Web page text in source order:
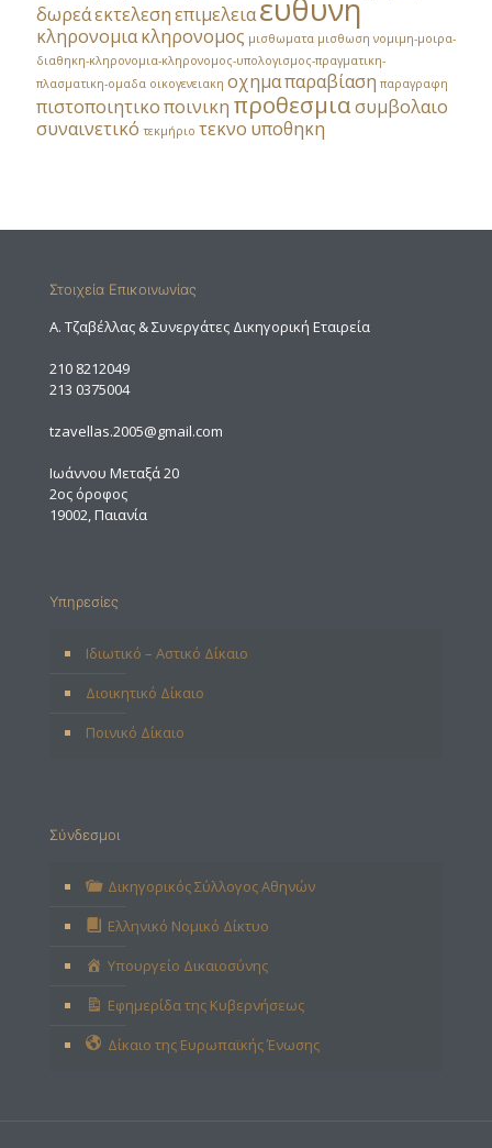
δωρεάεκτελεσηεπιμελειαευθυνη
κληρονομιακληρονομος μισθωματα μισθωση νομιμη-μοιρα-
διαθηκη-κληρονομια-κληρονομος-υπολογισμος-πραγματικη-
πλασματικη-ομαδα οικογενειακη οχημαπαραβίαση παραγραφη
πιστοποιητικοποινικη προθεσμιασυμβολαιο
συναινετικό τεκμήριο τεκνο υποθηκη
Στοιχεία Επικοινωνίας
A. Τζαβέλλας & Συνεργάτες Δικηγορική Εταιρεία
210 8212049
213 0375004
tzavellas.2005@gmail.com
Ιωάννου Μεταξά 20
2ος όροφος
19002, Παιανία
Υπηρεσίες
Ιδιωτικό – Αστικό Δίκαιο
Διοικητικό Δίκαιο
Ποινικό Δίκαιο
Σύνδεσμοι
Δικηγορικός Σύλλογος Αθηνών
Ελληνικό Νομικό Δίκτυο
Υπουργείο Δικαιοσύνης
Εφημερίδα της Κυβερνήσεως
Δίκαιο της Ευρωπαϊκής Ένωσης